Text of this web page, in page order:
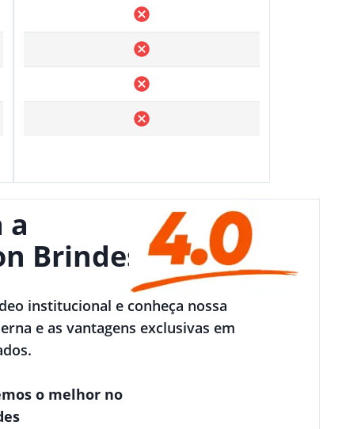
a
Brindes
institucional e conheça nossa
e as vantagens exclusivas em
o melhor no